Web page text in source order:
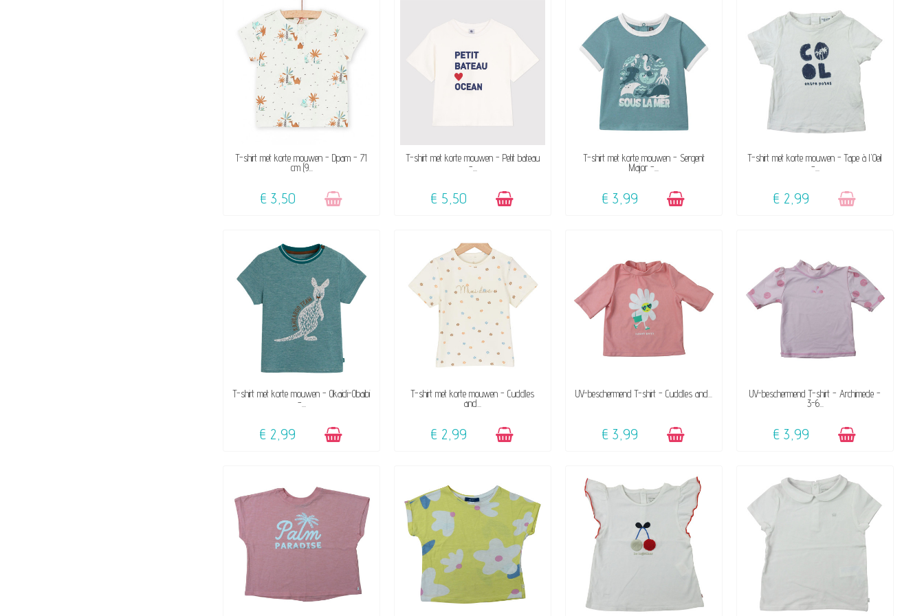
NIET OP VOORRAAD
T-shirt met korte mouwen - Dpam - 71
cm (9...
€ 3,50
BESCHIKBAAR
T-shirt met korte mouwen - Petit bateau
-...
€ 5,50
BESCHIKBAAR
T-shirt met korte mouwen - Sergent
Major -...
€ 3,99
NIET OP VOORRAAD
T-shirt met korte mouwen - Tape à l'Oeil
-...
€ 2,99
BESCHIKBAAR
T-shirt met korte mouwen - Okaidi-Obaibi
-...
€ 2,99
BESCHIKBAAR
T-shirt met korte mouwen - Cuddles
and...
€ 2,99
BESCHIKBAAR
UV-beschermend T-shirt - Cuddles and...
€ 3,99
BESCHIKBAAR
UV-beschermend T-shirt - Archimede -
3-6...
€ 3,99